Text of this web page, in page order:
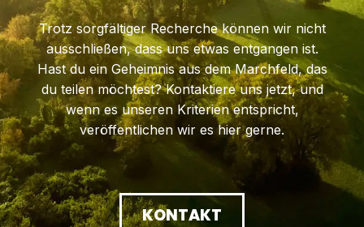
Trotz sorgfältiger Recherche können wir nicht
ausschließen, dass uns etwas entgangen ist.
Hast du ein Geheimnis aus dem Marchfeld, das
du teilen möchtest? Kontaktiere uns jetzt, und
wenn es unseren Kriterien entspricht,
veröffentlichen wir es hier gerne.
KONTAKT